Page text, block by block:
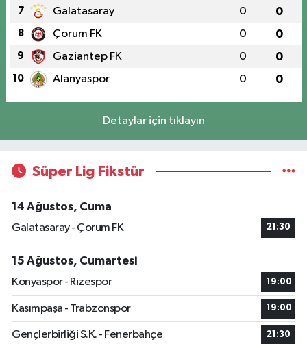
7 Galatasaray 0 0
8 Çorum FK 0 0
9 Gaziantep FK 0 0
10 Alanyaspor 0 0
Detaylar için tıklayın
Süper Lig Fikstür
14 Ağustos, Cuma
Galatasaray - Çorum FK
21:30
15 Ağustos, Cumartesi
Konyaspor - Rizespor
19:00
Kasımpaşa - Trabzonspor 19:00
Gençlerbirliği S.K. - Fenerbahçe 21:30